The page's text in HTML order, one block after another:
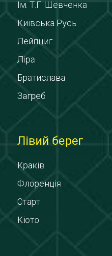
Ім. Т.Г. Шевченка
Київська Русь
Лейпциг
Ліра
Братислава
Загреб
Лівий берег
Краків
Флоренція
Старт
Кіото